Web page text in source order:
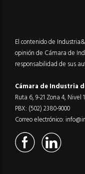
El contenido de
opinión de Cámara de
responsabilidad de sus
Cámara de Industria
Ruta 6, 9-21 Zona 4, Nivel
PBX: (502) 2380-9000
Correo electrónico: